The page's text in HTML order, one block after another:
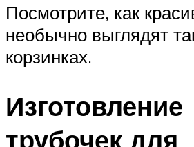
Посмотрите, как
необычно выглядят
корзинках.
Изготовление
трубочек для